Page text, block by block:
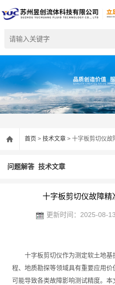
首页 > 技术文章 > 十字板剪切仪故
问题解答 技术文章
十字板剪切仪故障精
更新时间：2025-08-13
十字板剪切仪作为测定软土地基
程、地质勘探等领域具有重要应用
可能导致各类故障影响测试精度。